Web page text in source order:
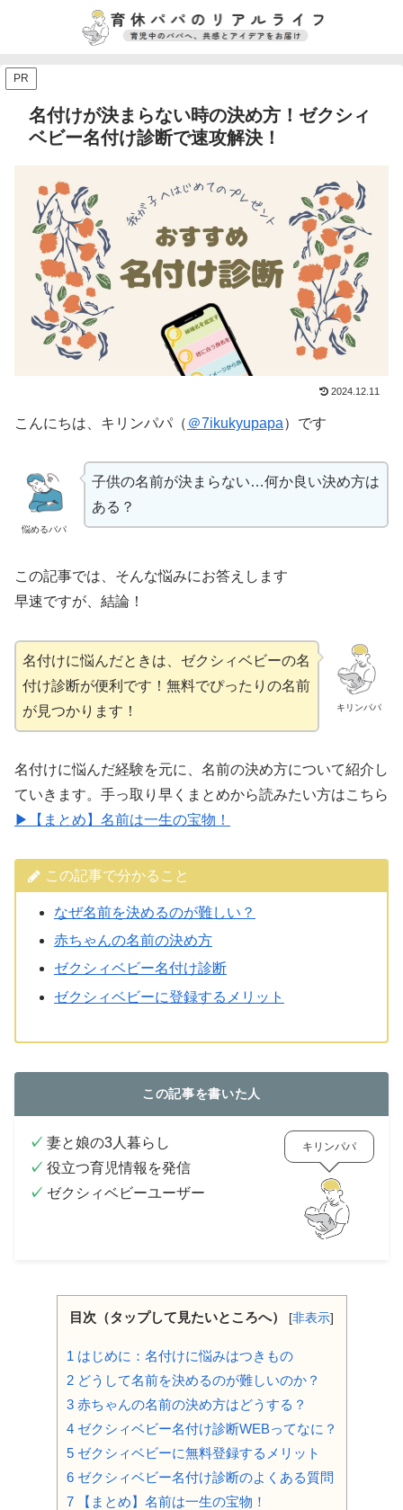
PR
名付けが決まらない時の決め方！ゼクシィ
ベビー名付け診断で速攻解決！
2024.12.11
こんにちは、キリンパパ（ ＠7ikukyupapa）です
悩めるパパ
子供の名前が決まらない…何か良い決め方は
ある？
この記事では、そんな悩みにお答えします
早速ですが、結論！
キリンパパ
名付けに悩んだときは、ゼクシィベビーの名
付け診断が便利です！無料でぴったりの名前
が見つかります！
名付けに悩んだ経験を元に、名前の決め方について紹介し
ていきます。手っ取り早くまとめから読みたい方はこちら
▶【まとめ】名前は一生の宝物！
この記事で分かること
なぜ名前を決めるのが難しい？
赤ちゃんの名前の決め方
ゼクシィベビー名付け診断
ゼクシィベビーに登録するメリット
この記事を書いた人
✓ 妻と娘の3人暮らし
✓ 役立つ育児情報を発信
✓ ゼクシィベビーユーザー
キリンパパ
目次（タップして見たいところへ） [非表示]
1 はじめに：名付けに悩みはつきもの
2どうして名前を決めるのが難しいのか？
3赤ちゃんの名前の決め方はどうする？
4ゼクシィベビー名付け診断WEBってなに？
5ゼクシィベビーに無料登録するメリット
6ゼクシィベビー名付け診断のよくある質問
7【まとめ】名前は一生の宝物！